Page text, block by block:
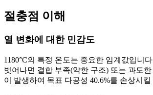
절충점 이해
열 변화에 대한 민감도
1180°C의 특정 온도는 중요한 임계값입니
벗어나면 결합 부족(약한 구조) 또는 과도
이 발생하여 목표 다공성 40.6%를 손상시